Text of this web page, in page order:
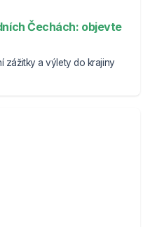
Čechách: objevte
zážitky a výlety do krajiny